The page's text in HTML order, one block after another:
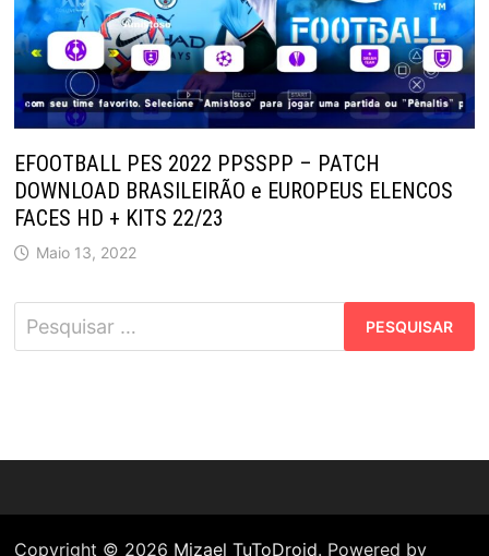
EFOOTBALL PES 2022 PPSSPP – PATCH
DOWNLOAD BRASILEIRÃO e EUROPEUS ELENCOS
FACES HD + KITS 22/23
Maio 13, 2022
Pesquisar
por:
Copyright © 2026 Mizael TuToDroid. Powered by